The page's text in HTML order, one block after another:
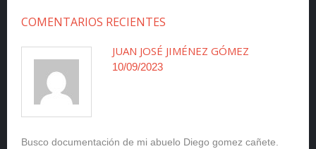
COMENTARIOS RECIENTES
JUAN JOSÉ JIMÉNEZ GÓMEZ
10/09/2023
Busco documentación de mi abuelo Diego gomez cañete.